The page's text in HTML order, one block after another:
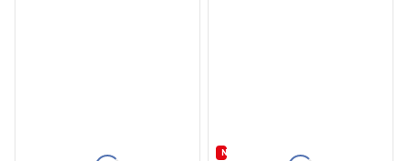
Neu